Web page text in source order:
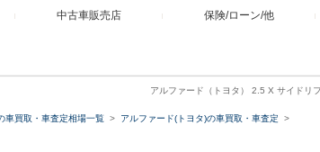
中古車販売店 保険/ローン/他
アルファード（トヨタ） 2.5 X サイドリ
車買取・車査定相場一覧
アルファード(トヨタ)の車買取・車査定